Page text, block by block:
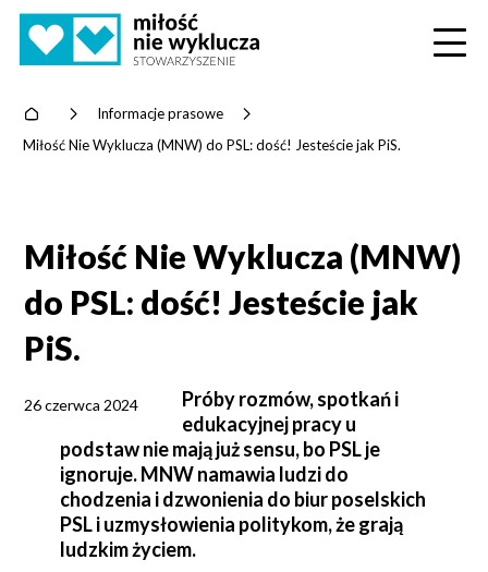
Home > Informacje prasowe
>
Miłość Nie Wyklucza (MNW) do PSL: dość! Jesteście jak PiS.
Miłość Nie Wyklucza (MNW)
do PSL: dość! Jesteście jak
PiS.
26 czerwca 2024
Próby rozmów, spotkań i
edukacyjnej pracy u
podstaw nie mają już sensu, bo PSL je
ignoruje. MNW namawia ludzi do
chodzenia i dzwonienia do biur poselskich
PSL i uzmysłowienia politykom, że grają
ludzkim życiem.